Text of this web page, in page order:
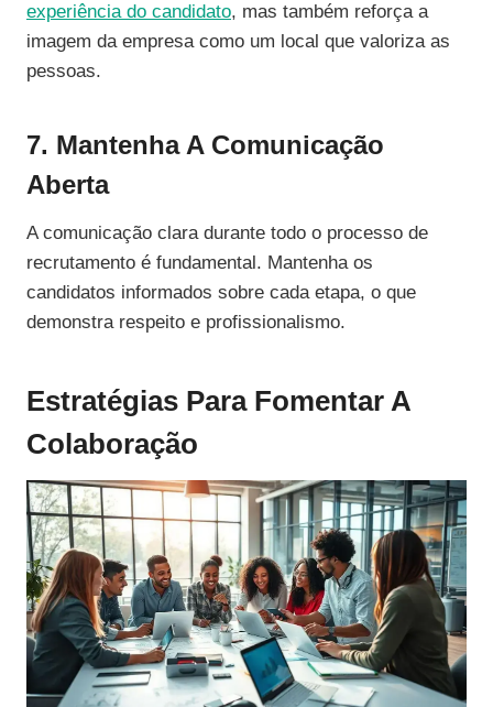
experiência do candidato, mas também reforça a
imagem da empresa como um local que valoriza as
pessoas.
7. Mantenha A Comunicação
Aberta
A comunicação clara durante todo o processo de
recrutamento é fundamental. Mantenha os
candidatos informados sobre cada etapa, o que
demonstra respeito e profissionalismo.
Estratégias Para Fomentar A
Colaboração